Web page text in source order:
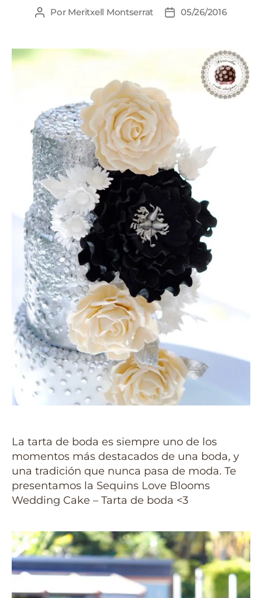
Por Meritxell Montserrat 05/26/2016
La tarta de boda es siempre uno de los
momentos más destacados de una boda, y
una tradición que nunca pasa de moda. Te
presentamos la Sequins Love Blooms
Wedding Cake – Tarta de boda <3